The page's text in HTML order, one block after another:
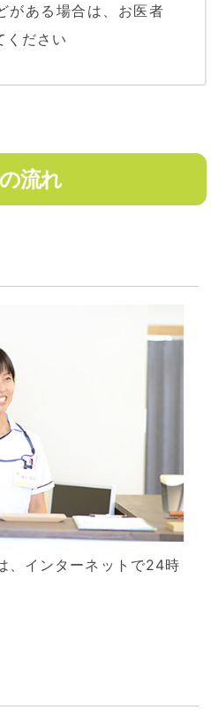
がある場合は、お医者
ください
流れ
、インターネットで24時